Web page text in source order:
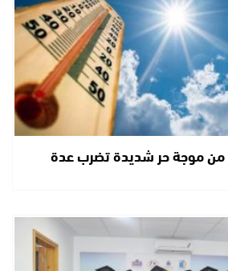
من موجة حر شديدة تضرب عدة